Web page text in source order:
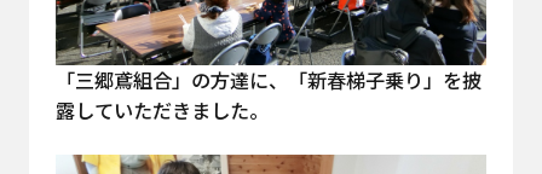
「三郷鳶組合」の方達に、「新春梯子乗り」を披
露していただきました。